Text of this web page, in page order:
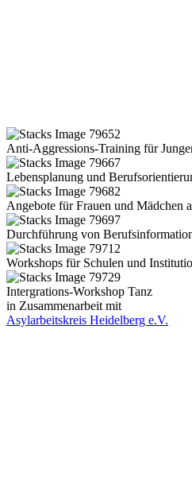
Anti-Aggressions-Training für
Lebensplanung und
Angebote für Frauen und Mädchen
Durchführung von
Workshops für Schulen und
Intergrations-Workshop Tanz
in Zusammenarbeit mit
Asylarbeitskreis Heidelberg e.V.